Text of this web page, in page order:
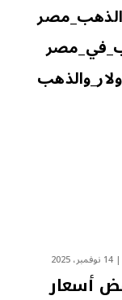
14 نوفمبر، 2025
أسعار